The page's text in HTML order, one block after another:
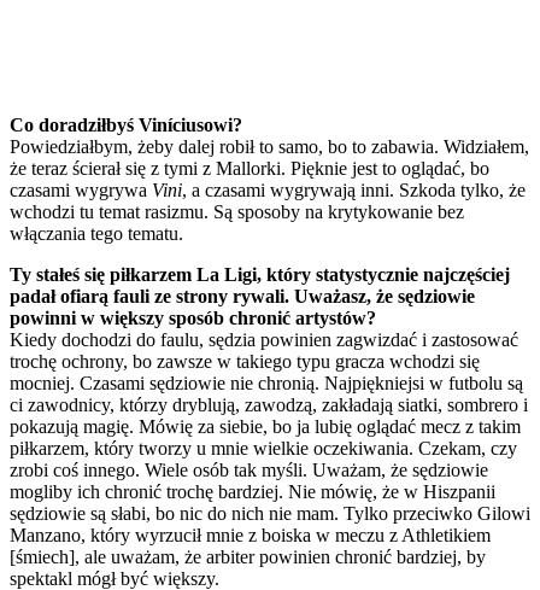
Co doradziłbyś Viníciusowi?
Powiedziałbym, żeby dalej robił to samo, bo to zabawia. Widziałem,
że teraz ścierał się z tymi z Mallorki. Pięknie jest to oglądać, bo
czasami wygrywa Vini, a czasami wygrywają inni. Szkoda tylko, że
wchodzi tu temat rasizmu. Są sposoby na krytykowanie bez
włączania tego tematu.
Ty stałeś się piłkarzem La Ligi, który statystycznie najczęściej
padał ofiarą fauli ze strony rywali. Uważasz, że sędziowie
powinni w większy sposób chronić artystów?
Kiedy dochodzi do faulu, sędzia powinien zagwizdać i zastosować
trochę ochrony, bo zawsze w takiego typu gracza wchodzi się
mocniej. Czasami sędziowie nie chronią. Najpiękniejsi w futbolu są
ci zawodnicy, którzy dryblują, zawodzą, zakładają siatki, sombrero i
pokazują magię. Mówię za siebie, bo ja lubię oglądać mecz z takim
piłkarzem, który tworzy u mnie wielkie oczekiwania. Czekam, czy
zrobi coś innego. Wiele osób tak myśli. Uważam, że sędziowie
mogliby ich chronić trochę bardziej. Nie mówię, że w Hiszpanii
sędziowie są słabi, bo nic do nich nie mam. Tylko przeciwko Gilowi
Manzano, który wyrzucił mnie z boiska w meczu z Athletikiem
[śmiech], ale uważam, że arbiter powinien chronić bardziej, by
spektakl mógł być większy.